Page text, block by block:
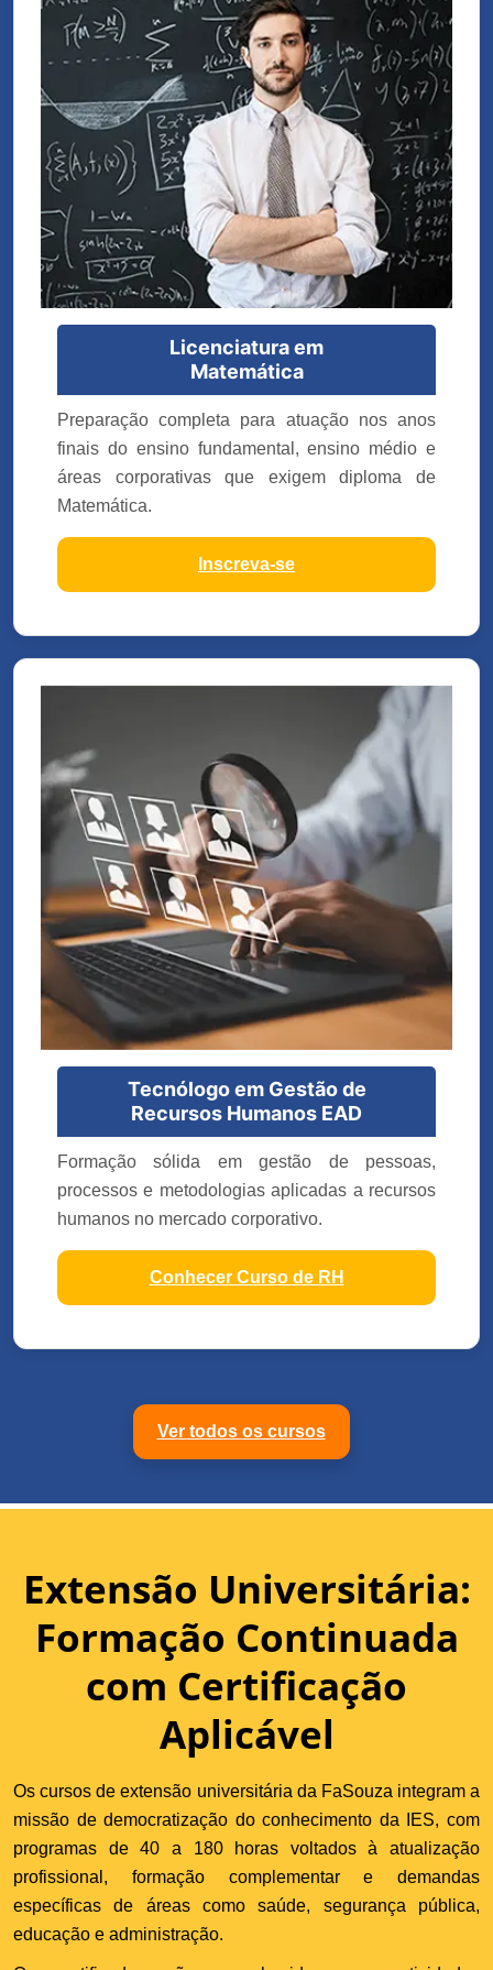
Licenciatura em
Matemática
Preparação completa para atuação nos anos
finais do ensino fundamental, ensino médio e
áreas corporativas que exigem diploma de
Matemática.
Inscreva-se
Tecnólogo em Gestão de
Recursos Humanos EAD
Formação sólida em gestão de pessoas,
processos e metodologias aplicadas a recursos
humanos no mercado corporativo.
Conhecer Curso de RH
Ver todos os cursos
Extensão Universitária:
Formação Continuada
com Certificação
Aplicável
Os cursos de extensão universitária da FaSouza integram a
missão de democratização do conhecimento da IES, com
programas de 40 a 180 horas voltados à atualização
profissional, formação complementar e demandas
específicas de áreas como saúde, segurança pública,
educação e administração.